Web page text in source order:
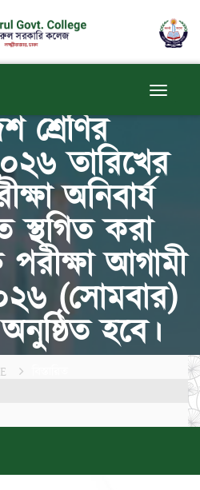
শ্রেণির
তারিখের
অনিবার্য
স্থগিত করা
আগামী
(সোমবার)
হবে।